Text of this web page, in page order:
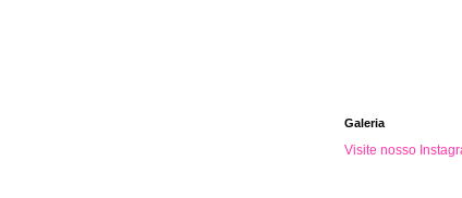
Galeria
Visite nosso